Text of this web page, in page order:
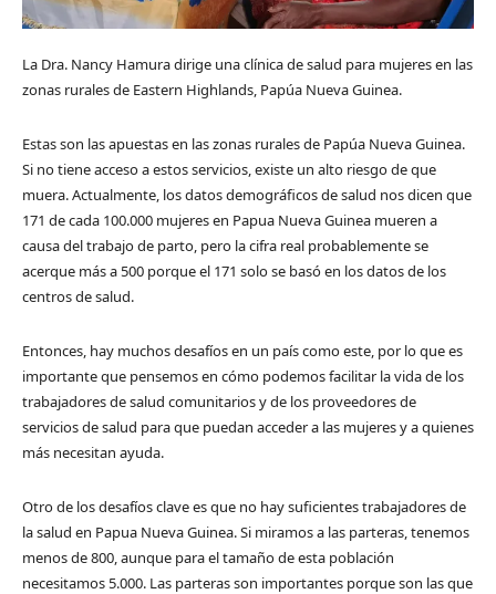
La Dra. Nancy Hamura dirige una clínica de salud para mujeres en las
zonas rurales de Eastern Highlands, Papúa Nueva Guinea.
Estas son las apuestas en las zonas rurales de Papúa Nueva Guinea.
Si no tiene acceso a estos servicios, existe un alto riesgo de que
muera. Actualmente, los datos demográficos de salud nos dicen que
171 de cada 100.000 mujeres en Papua Nueva Guinea mueren a
causa del trabajo de parto, pero la cifra real probablemente se
acerque más a 500 porque el 171 solo se basó en los datos de los
centros de salud.
Entonces, hay muchos desafíos en un país como este, por lo que es
importante que pensemos en cómo podemos facilitar la vida de los
trabajadores de salud comunitarios y de los proveedores de
servicios de salud para que puedan acceder a las mujeres y a quienes
más necesitan ayuda.
Otro de los desafíos clave es que no hay suficientes trabajadores de
la salud en Papua Nueva Guinea. Si miramos a las parteras, tenemos
menos de 800, aunque para el tamaño de esta población
necesitamos 5.000. Las parteras son importantes porque son las que